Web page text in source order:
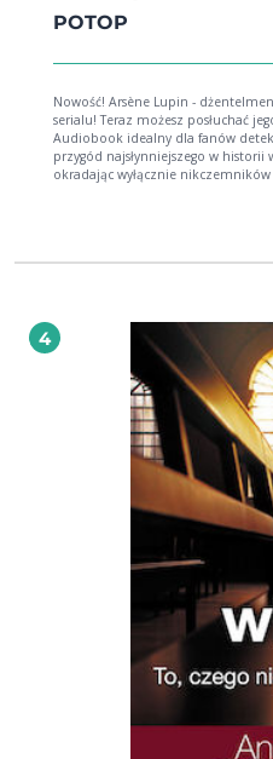
POTOP
Nowość! Arsène Lupin -
serialu! Teraz możesz posłuchać
Audiobook idealny dla fanów detektywa
przygód najsłynniejszego w
okradając wyłącznie nikczemników i bogaczy. Książka
jakie pchnęły go w młodości na
Lupin. O dziwo, zostaje on
więzienia, oczekując na proces.
informuje, że niestety nie będzie
pewnego niezbyt uczciwie
że zamierza skraść kilka
Maurice Leblanc - francuski
Paryża, aby spełnić marzenie o
odniesienia sukcesu
wielu dzieł największym
włamywaczu-dżentelmenie o
4